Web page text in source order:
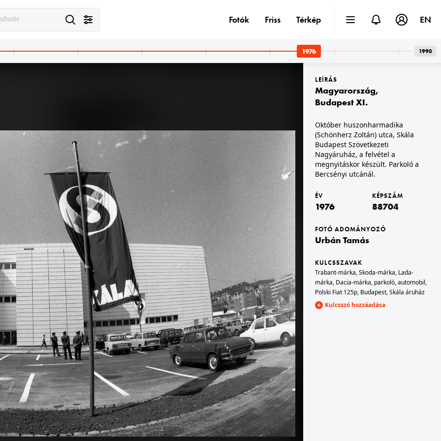
együttes táncháza.
1976 · Budapest XIV.
Kassák Klub, a Sebő-együttes táncháza, könyvvel a kezében Sebestyén Márta, tőle jobbra a második Sebő Ferenc.
1976 · Budapest XIV.
Kassák Klub, a Sebő-együttes táncháza, könyvvel a kezében Sebestyén Márta.
Budapest XIV.
Klub, a Sebő-együttes táncháza.
1976 · Budapest XIV.
Kassák Klub, a Sebő-együttes táncháza.
1976 · Budapest XIV.
Kassák Klub, a Sebő-együttes táncháza.
· Budapest XI.
(Schönherz Zoltán) utca, Skála Budapest Szövetkezeti Nagyáruház, a felvétel a megnyitáskor készült.
1976 · Budapest XI.
Október huszonharmadika (Schönherz Zoltán) utca, Skála Budapest Szövetkezeti Nagyáruház, a felvétel a megnyitáskor készült.
1976 · Budapest XI.
Október huszonharmadika (Schönherz Zoltán) utca, Skála Budapest Szövetkezeti Nagyáruház, a felvétel a megnyitáskor készült.
LEÍRÁS
Magyarország,
Budapest XI.
Október huszonharmadika
(Schönherz Zoltán) utca, Skála
Budapest Szövetkezeti
Nagyáruház, a felvétel a
megnyitáskor készült. Parkoló a
Bercsényi utcánál.
ÉV
1976
KÉPSZÁM
88704
FOTÓ ADOMÁNYOZÓ
Urbán Tamás
KULCSSZAVAK
Trabant-márka,Skoda-márka, Lada-
márka, Dacia-márka, parkoló,automobil,
Polski Fiat 125p, Budapest,Skála áruház
Kulcsszó hozzáadása
Fotók Friss Térkép EN
1990
1976